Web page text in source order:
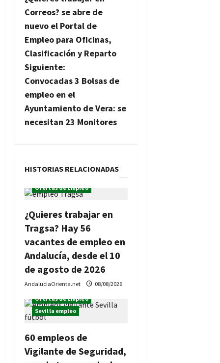
a
v
e
g
a
c
n
d
e
e
n
t
r
a
d
a
Correos? se abre de
nuevo el Portal de
Empleo para Oficinas,
Clasificación y Reparto
Siguiente:
Convocadas 3 Bolsas de
empleo en el
Ayuntamiento de Vera: se
necesitan 23 Monitores
HISTORIAS RELACIONADAS
Ofertas de Empleo
¿Quieres trabajar en
Tragsa? Hay 56
vacantes de empleo en
Andalucía, desde el 10
de agosto de 2026
AndaluciaOrienta.net
08/08/2026
Ofertas de Empleo
Sevilla empleo
60 empleos de
Vigilante de Seguridad,